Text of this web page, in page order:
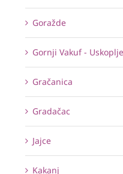
Goražde
Gornji Vakuf - Uskoplje
Gračanica
Gradačac
Jajce
Kakanj